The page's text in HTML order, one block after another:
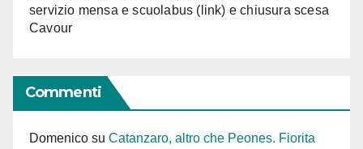
servizio mensa e scuolabus (link) e chiusura scesa
Cavour
Commenti
Domenico su Catanzaro, altro che Peones. Fiorita